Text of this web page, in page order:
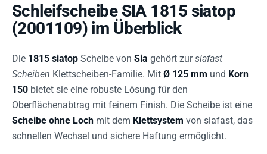
Schleifscheibe SIA 1815 siatop
(2001109) im Überblick
Die 1815 siatop Scheibe von Sia gehört zursiafast
Scheiben Klettscheiben-Familie. Mit Ø 125 mm und Korn
150 bietet sie eine robuste Lösung für den
Oberflächenabtrag mit feinem Finish. Die Scheibe ist eine
Scheibe ohne Loch mit dem Klettsystem von siafast, das
schnellen Wechsel und sichere Haftung ermöglicht.